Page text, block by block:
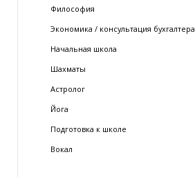
Философия
Экономика / консультация бухгалтера
Начальная школа
Шахматы
Астролог
Йога
Подготовка к школе
Вокал